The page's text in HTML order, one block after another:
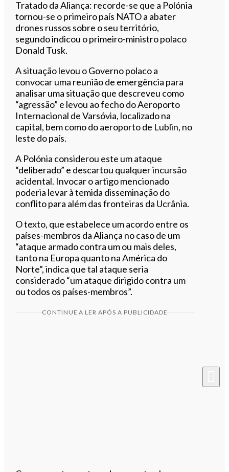
Tratado da Aliança: recorde-se que a Polónia
tornou-se o primeiro país NATO a abater
drones russos sobre o seu território,
segundo indicou o primeiro-ministro polaco
Donald Tusk.
A situação levou o Governo polaco a
convocar uma reunião de emergência para
analisar uma situação que descreveu como
“agressão” e levou ao fecho do Aeroporto
Internacional de Varsóvia, localizado na
capital, bem como do aeroporto de Lublin, no
leste do país.
A Polónia considerou este um ataque
“deliberado” e descartou qualquer incursão
acidental. Invocar o artigo mencionado
poderia levar à temida disseminação do
conflito para além das fronteiras da Ucrânia.
O texto, que estabelece um acordo entre os
países-membros da Aliança no caso de um
“ataque armado contra um ou mais deles,
tanto na Europa quanto na América do
Norte”, indica que tal ataque seria
considerado “um ataque dirigido contra um
ou todos os países-membros”.
CONTINUE A LER APÓS A PUBLICIDADE